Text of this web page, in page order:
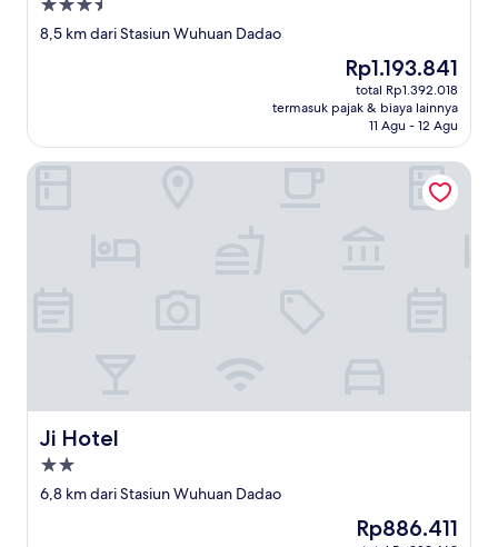
Properti
bintang
8,5 km dari Stasiun Wuhuan Dadao
Harga
sekarang
Rp1.193.841
Rp1.193.841
total Rp1.392.018
termasuk pajak & biaya lainnya
11 Agu - 12 Agu
Ji Hotel
Ji Hotel
Properti
bintang
6,8 km dari Stasiun Wuhuan Dadao
Harga
Rp886.411
Ji Hotel